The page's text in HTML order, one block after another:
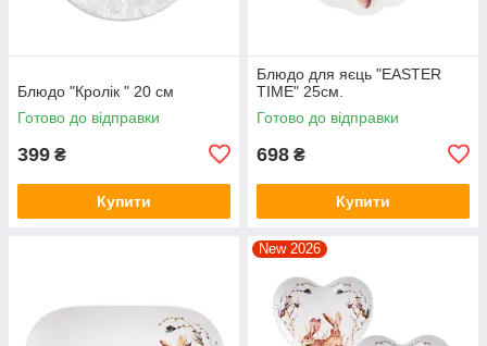
Блюдо "Кролік " 20 см
Готово до відправки
399 ₴
Купити
Блюдо для яєць "EASTER
TIME" 25см.
Готово до відправки
698 ₴
Купити
New 2026